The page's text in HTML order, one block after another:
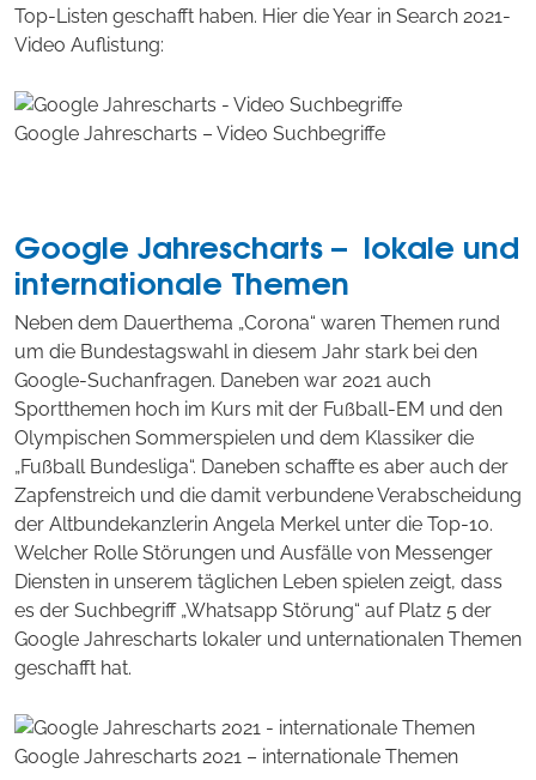
Top-Listen geschafft haben. Hier die Year in Search 2021-
Video Auflistung:
Google Jahrescharts – Video Suchbegriffe
Google Jahrescharts – lokale und
internationale Themen
Neben dem Dauerthema „Corona“ waren Themen rund
um die Bundestagswahl in diesem Jahr stark bei den
Google-Suchanfragen. Daneben war 2021 auch
Sportthemen hoch im Kurs mit der Fußball-EM und den
Olympischen Sommerspielen und dem Klassiker die
„Fußball Bundesliga“. Daneben schaffte es aber auch der
Zapfenstreich und die damit verbundene Verabscheidung
der Altbundekanzlerin Angela Merkel unter die Top-10.
Welcher Rolle Störungen und Ausfälle von Messenger
Diensten in unserem täglichen Leben spielen zeigt, dass
es der Suchbegriff „Whatsapp Störung“ auf Platz 5 der
Google Jahrescharts lokaler und unternationalen Themen
geschafft hat.
Google Jahrescharts 2021 – internationale Themen